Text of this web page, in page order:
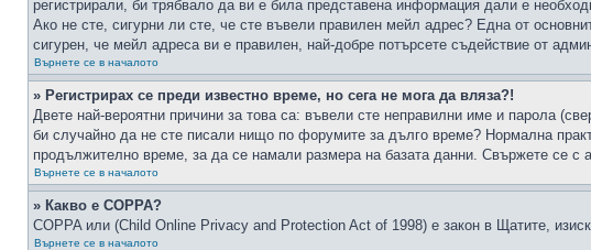
регистрирали, би трябвало да ви е била представена информация дали е
Ако не сте, сигурни ли сте, че сте въвели правилен мейл адрес? Една от
сигурен, че мейл адреса ви е правилен, най-добре потърсете съдействие от
Върнете се в началото
» Регистрирах се преди известно време, но сега не мога да вляза?!
Двете най-вероятни причини за това са: въвели сте неправилни име и парола
би случайно да не сте писали нищо по форумите за дълго време? Нормална
продължително време, за да се намали размера на базата данни. Свържете се с
Върнете се в началото
» Какво е COPPA?
COPPA или (Child Online Privacy and Protection Act of 1998) е закон в Щатите,
Върнете се в началото